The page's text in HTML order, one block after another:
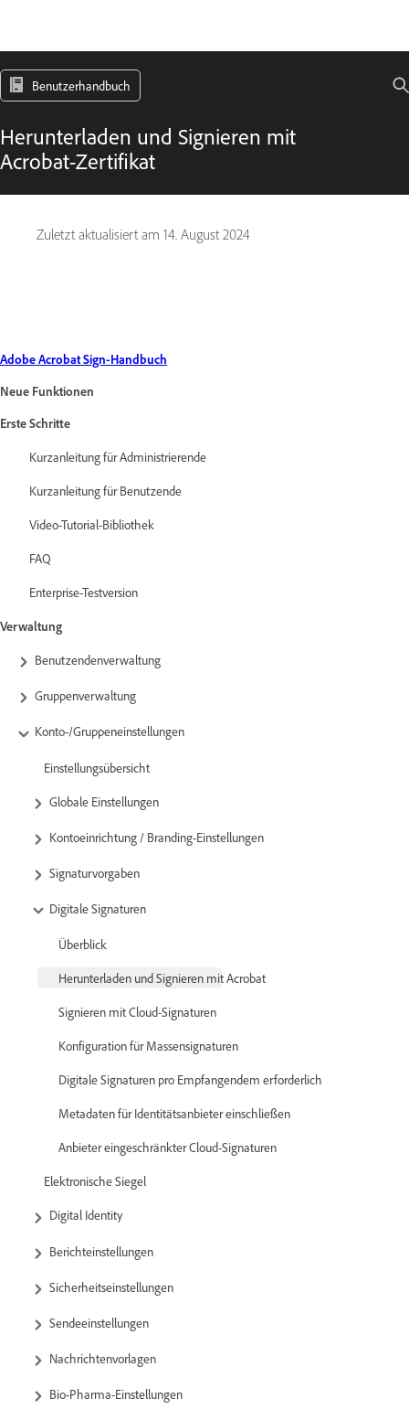
Benutzerhandbuch
Herunterladen und Signieren mit
Acrobat-Zertifikat
Zuletzt aktualisiert am 14. August 2024
Adobe Acrobat Sign-Handbuch
Neue Funktionen
Erste Schritte
Kurzanleitung für Administrierende
Kurzanleitung für Benutzende
Video-Tutorial-Bibliothek
FAQ
Enterprise-Testversion
Verwaltung
Benutzendenverwaltung
Gruppenverwaltung
Konto-/Gruppeneinstellungen
Einstellungsübersicht
Globale Einstellungen
Kontoeinrichtung / Branding-Einstellungen
Signaturvorgaben
Digitale Signaturen
Überblick
Herunterladen und Signieren mit Acrobat
Signieren mit Cloud-Signaturen
Konfiguration für Massensignaturen
Digitale Signaturen pro Empfangendem erforderlich
Metadaten für Identitätsanbieter einschließen
Anbieter eingeschränkter Cloud-Signaturen
Elektronische Siegel
Digital Identity
Berichteinstellungen
Sicherheitseinstellungen
Sendeeinstellungen
Nachrichtenvorlagen
Bio-Pharma-Einstellungen